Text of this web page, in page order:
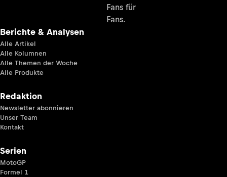
Fans für
Fans.
Berichte & Analysen
Alle Artikel
Alle Kolumnen
Alle Themen der Woche
Alle Produkte
Redaktion
Newsletter abonnieren
Unser Team
Kontakt
Serien
MotoGP
Formel 1